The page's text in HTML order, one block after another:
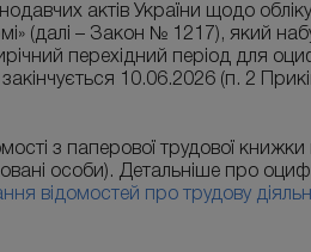
актів України щодо обліку
(далі – Закон № 1217), який
перехідний період для
10.06.2026 (п. 2
з паперової трудової
особи). Детальніше про
відомостей про трудову